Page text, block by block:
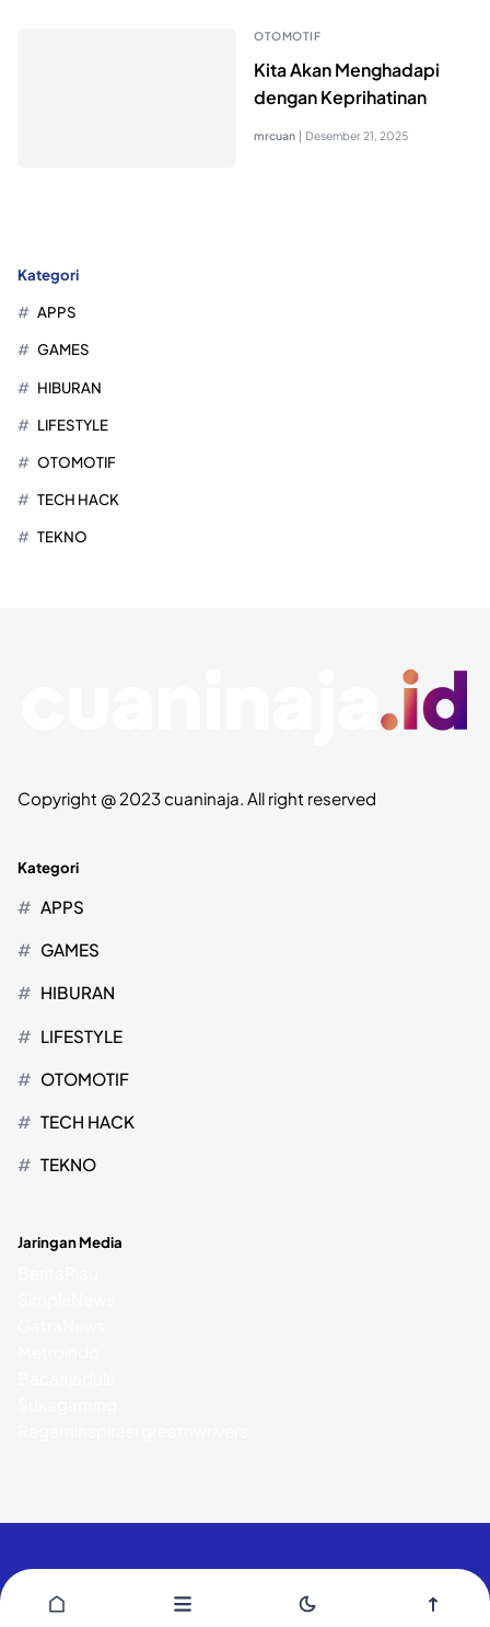
OTOMOTIF
Kita Akan Menghadapi
dengan Keprihatinan
mrcuan | Desember 21, 2025
Kategori
APPS
GAMES
HIBURAN
LIFESTYLE
OTOMOTIF
TECH HACK
TEKNO
Copyright @ 2023 cuaninaja. All right reserved
Kategori
APPS
GAMES
HIBURAN
LIFESTYLE
OTOMOTIF
TECH HACK
TEKNO
Jaringan Media